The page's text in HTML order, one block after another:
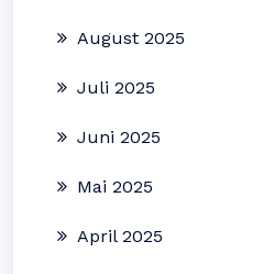
August 2025
Juli 2025
Juni 2025
Mai 2025
April 2025